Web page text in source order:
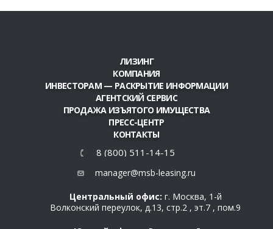
ЛИЗИНГ
КОМПАНИЯ
ИНВЕСТОРАМ — РАСКРЫТИЕ ИНФОРМАЦИИ
АГЕНТСКИЙ СЕРВИС
ПРОДАЖА ИЗЪЯТОГО ИМУЩЕСТВА
ПРЕСС-ЦЕНТР
КОНТАКТЫ
8 (800) 511-14-15
manager@msb-leasing.ru
Центральный офис: г. Москва, 1-й
Волконский переулок, д.13, стр.2 , эт.7 , пом.9